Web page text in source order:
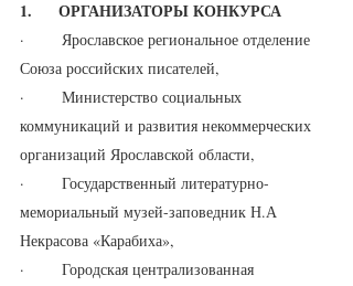
1.     ОРГАНИЗАТОРЫ КОНКУРСА
·       Ярославское региональное отделение
Союза российских писателей,
·       Министерство социальных
коммуникаций и развития некоммерческих
организаций Ярославской области,
·       Государственный литературно-
мемориальный музей-заповедник Н.А
Некрасова «Карабиха»,
·       Городская централизованная